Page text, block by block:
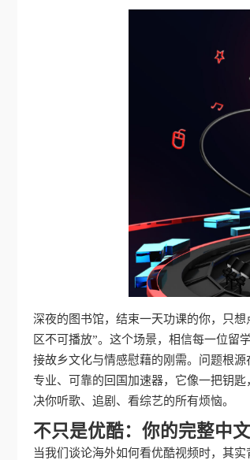
深夜的图书馆，结束一天功课的你，只
区不可播放”。这个场景，相信每一位留
接故乡文化与情感慰藉的刚需。问题根
专业、可靠的回国加速器，它像一把钥
决你听歌、追剧、看综艺的所有烦恼。
不只是优酷：你的完整中
当我们谈论海外如何看优酷视频时，其